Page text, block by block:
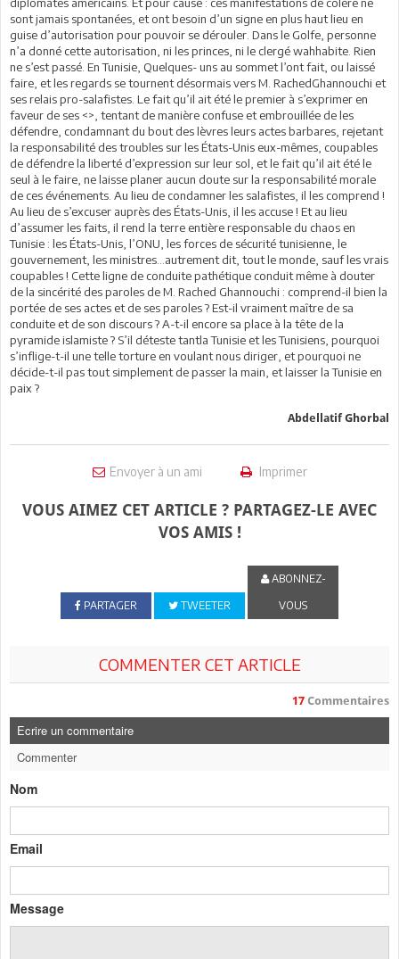
sont jamais spontanées, et ont besoin d’un signe en plus haut lieu en
guise d’autorisation pour pouvoir se dérouler. Dans le Golfe, personne
n’a donné cette autorisation, ni les princes, ni le clergé wahhabite. Rien
ne s’est passé. En Tunisie, Quelques- uns au sommet l’ont fait, ou laissé
faire, et les regards se tournent désormais vers M. RachedGhannouchi et
ses relais pro-salafistes. Le fait qu’il ait été le premier à s’exprimer en
faveur de ses <>, tentant de manière confuse et embrouillée de les
défendre, condamnant du bout des lèvres leurs actes barbares, rejetant
la responsabilité des troubles sur les États-Unis eux-mêmes, coupables
de défendre la liberté d’expression sur leur sol, et le fait qu’il ait été le
seul à le faire, ne laisse planer aucun doute sur la responsabilité morale
de ces événements. Au lieu de condamner les salafistes, il les comprend !
Au lieu de s’excuser auprès des États-Unis, il les accuse ! Et au lieu
d’assumer les faits, il rend la terre entière responsable du chaos en
Tunisie : les États-Unis, l’ONU, les forces de sécurité tunisienne, le
gouvernement, les ministres…autrement dit, tout le monde, sauf les vrais
coupables ! Cette ligne de conduite pathétique conduit même à douter
de la sincérité des paroles de M. Rached Ghannouchi : comprend-il bien la
portée de ses actes et de ses paroles ? Est-il vraiment maître de sa
conduite et de son discours ? A-t-il encore sa place à la tête de la
pyramide islamiste ? S’il déteste tantla Tunisie et les Tunisiens, pourquoi
s’inflige-t-il une telle torture en voulant nous diriger, et pourquoi ne
décide-t-il pas tout simplement de passer la main, et laisser la Tunisie en
paix ?
Abdellatif Ghorbal
Envoyer à un ami Imprimer
VOUS AIMEZ CET ARTICLE ? PARTAGEZ-LE AVEC
VOS AMIS !
PARTAGER TWEETER
ABONNEZ-
VOUS
COMMENTER CET ARTICLE
17 Commentaires
Ecrire un commentaire
Commenter
Nom
Email
Message